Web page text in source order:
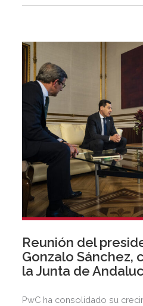
Reunión del
Gonzalo Sánchez,
la Junta de
PwC ha consolidado su